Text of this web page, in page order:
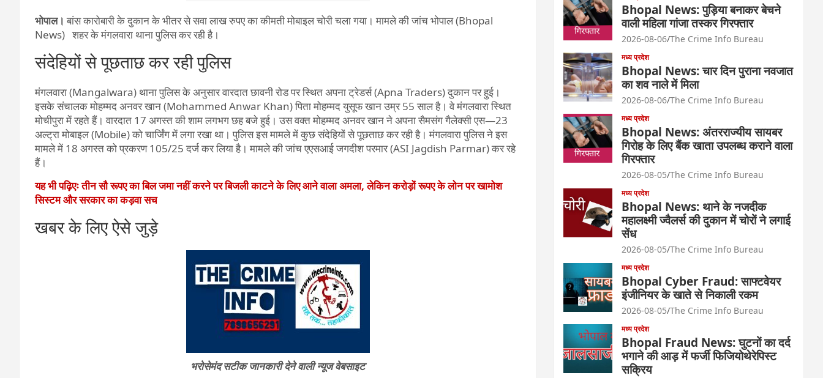
भोपाल। बांस कारोबारी के दुकान के भीतर से सवा लाख रुपए का कीमती मोबाइल चोरी चला गया। मामले की जांच भोपाल (Bhopal
News) शहर के मंगलवारा थाना पुलिस कर रही है।
संदेहियों से पूछताछ कर रही पुलिस
मंगलवारा (Mangalwara) थाना पुलिस के अनुसार वारदात छावनी रोड पर स्थित अपना ट्रेडर्स (Apna Traders) दुकान पर हुई।
इसके संचालक मोहम्मद अनवर खान (Mohammed Anwar Khan) पिता मोहम्मद युसूफ खान उम्र 55 साल है। वे मंगलवारा स्थित
मोचीपुरा में रहते हैं। वारदात 17 अगस्त की शाम लगभग छह बजे हुई। उस वक्त मोहम्मद अनवर खान ने अपना सैमसंग गैलेक्सी एस—23
अल्ट्रा मोबाइल (Mobile) को चार्जिंग में लगा रखा था। पुलिस इस मामले में कुछ संदेहियों से पूछताछ कर रही है। मंगलवारा पुलिस ने इस
मामले में 18 अगस्त को प्रकरण 105/25 दर्ज कर लिया है। मामले की जांच एएसआई जगदीश परमार (ASI Jagdish Parmar) कर रहे
हैं।
यह भी पढ़िएः तीन सौ रूपए का बिल जमा नहीं करने पर बिजली काटने के लिए आने वाला अमला, लेकिन करोड़ों रूपए के लोन पर खामोश
सिस्टम और सरकार का कड़वा सच
खबर के लिए ऐसे जुड़े
भरोसेमंद सटीक जानकारी देने वाली न्यूज वेबसाइट
Bhopal News: पुड़िया बनाकर बेचने
वाली महिला गांजा तस्कर गिरफ्तार
2026-08-06 The Crime Info Bureau
मध्य प्रदेश
Bhopal News: चार दिन पुराना नवजात
का शव नाले में मिला
2026-08-06 The Crime Info Bureau
मध्य प्रदेश
Bhopal News: अंतरराज्यीय सायबर
गिरोह के लिए बैंक खाता उपलब्ध कराने वाला
गिरफ्तार
2026-08-05 The Crime Info Bureau
मध्य प्रदेश
Bhopal News: थाने के नजदीक
महालक्ष्मी ज्वैलर्स की दुकान में चोरों ने लगाई
सेंध
2026-08-05 The Crime Info Bureau
मध्य प्रदेश
Bhopal Cyber Fraud: साफ्टवेयर
इंजीनियर के खाते से निकाली रकम
2026-08-05 The Crime Info Bureau
मध्य प्रदेश
Bhopal Fraud News: घुटनों का दर्द
भगाने की आड़ में फर्जी फिजियोथेरेपिस्ट
सक्रिय